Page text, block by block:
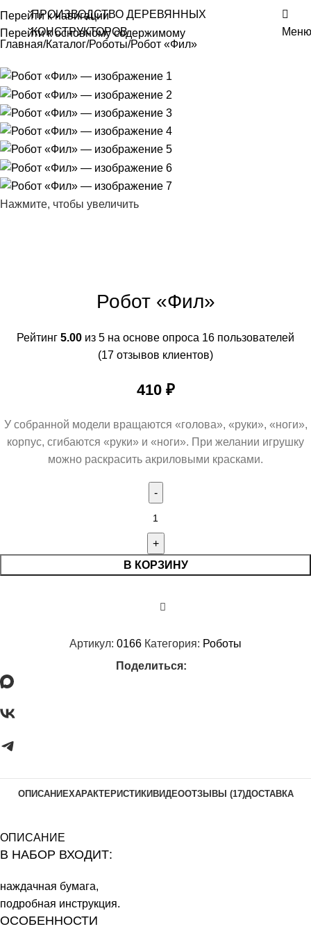
Перейти к навигации
Перейти к основному содержимому
ПРОИЗВОДСТВО ДЕРЕВЯННЫХ
КОНСТРУКТОРОВ
Меню
Главная Каталог Роботы Робот «Фил»
Нажмите, чтобы увеличить
Робот «Фил»
Рейтинг 5.00 из 5 на основе опроса 16 пользователей
(17 отзывов клиентов)
410 ₽
У собранной модели вращаются «голова», «руки», «ноги»,
корпус, сгибаются «руки» и «ноги». При желании игрушку
можно раскрасить акриловыми красками.
В КОРЗИНУ
Артикул: 0166 Категория: Роботы
Поделиться:
ОПИСАНИЕХАРАКТЕРИСТИКИВИДЕООТЗЫВЫ (17)ДОСТАВКА
ОПИСАНИЕ
В НАБОР ВХОДИТ:
наждачная бумага,
подробная инструкция.
ОСОБЕННОСТИ